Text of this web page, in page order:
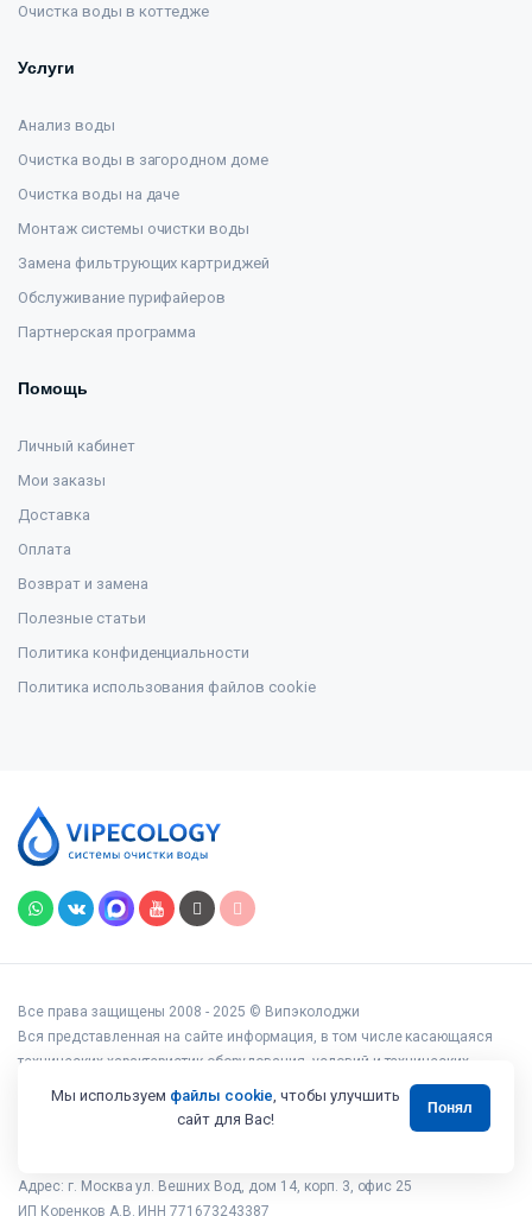
Очистка воды в коттедже
Услуги
Анализ воды
Очистка воды в загородном доме
Очистка воды на даче
Монтаж системы очистки воды
Замена фильтрующих картриджей
Обслуживание пурифайеров
Партнерская программа
Помощь
Личный кабинет
Мои заказы
Доставка
Оплата
Возврат и замена
Полезные статьи
Политика конфиденциальности
Политика использования файлов cookie
Все права защищены 2008 - 2025 © Випэколоджи
Вся представленная на сайте информация, в том числе касающаяся
технических характеристик оборудования, условий и технических
возможностей подключения, наличия на складе, стоимости товаров и
услуг, носит информационный характер и ни при каких условиях не
является публичной офертой, определяемой положениями статьи 437
Адрес: г. Москва ул. Вешних Вод, дом 14, корп. 3, офис 25
ИП Коренков А.В. ИНН 771673243387
Мы используем файлы cookie, чтобы улучшить
сайт для Вас!
Понял